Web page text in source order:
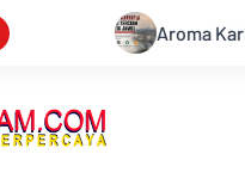
Tercium di Kota